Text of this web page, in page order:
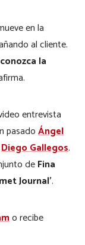
en la
al cliente.
la
entrevista
pasadoÁngel
Diego Gallegos.
deFina
Journal’.
o recibe